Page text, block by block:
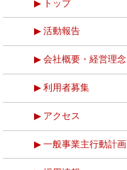
トップ
活動報告
会社概要・経営理念
利用者募集
アクセス
一般事業主行動計画